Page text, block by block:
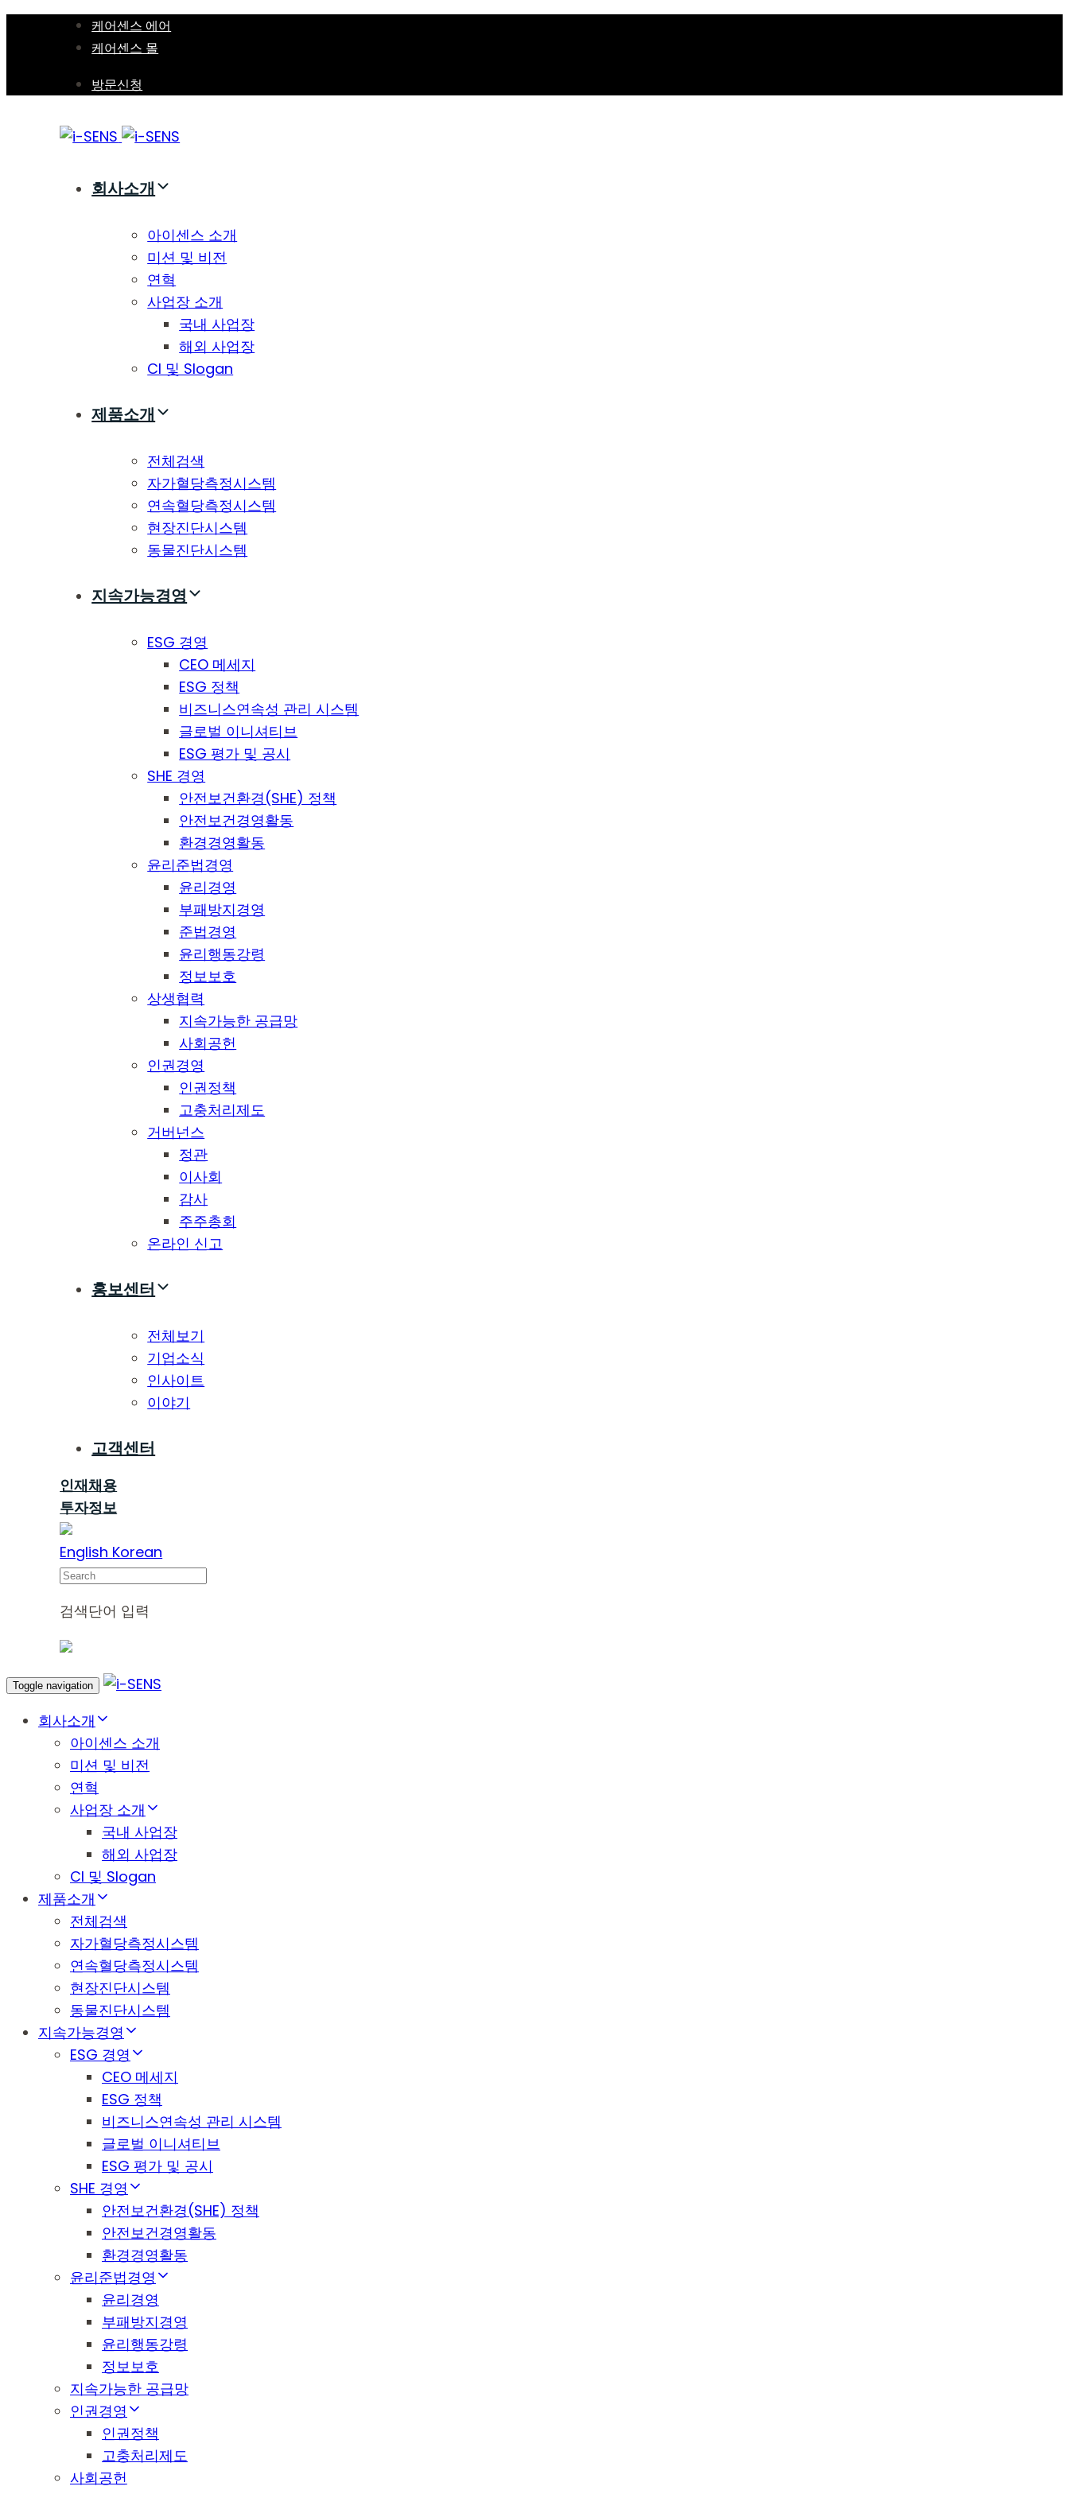
navigation
케어센스 에어
케어센스 몰
방문신청
회사소개
아이센스 소개
미션 및 비전
연혁
사업장 소개
국내 사업장
해외 사업장
CI 및 Slogan
제품소개
전체검색
자가혈당측정시스템
연속혈당측정시스템
현장진단시스템
동물진단시스템
지속가능경영
ESG 경영
CEO 메세지
ESG 정책
비즈니스연속성 관리 시스템
글로벌 이니셔티브
ESG 평가 및 공시
SHE 경영
안전보건환경(SHE) 정책
안전보건경영활동
환경경영활동
윤리준법경영
윤리경영
부패방지경영
준법경영
윤리행동강령
정보보호
상생협력
지속가능한 공급망
사회공헌
인권경영
인권정책
고충처리제도
거버넌스
정관
이사회
감사
주주총회
온라인 신고
홍보센터
전체보기
기업소식
인사이트
이야기
고객센터
인재채용
투자정보
English Korean
Search
검색단어 입력
Toggle navigation
회사소개
아이센스 소개
미션 및 비전
연혁
사업장 소개
국내 사업장
해외 사업장
CI 및 Slogan
제품소개
전체검색
자가혈당측정시스템
연속혈당측정시스템
현장진단시스템
동물진단시스템
지속가능경영
ESG 경영
CEO 메세지
ESG 정책
비즈니스연속성 관리 시스템
글로벌 이니셔티브
ESG 평가 및 공시
SHE 경영
안전보건환경(SHE) 정책
안전보건경영활동
환경경영활동
윤리준법경영
윤리경영
부패방지경영
윤리행동강령
정보보호
지속가능한 공급망
인권경영
인권정책
고충처리제도
사회공헌